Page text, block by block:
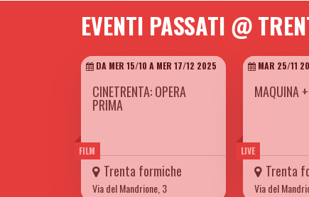
EVENTI PASSATI @
FILM
DA MER 15/10 A MER 17/12 2025
CINETRENTA: OPERA
PRIMA
Trenta formiche
Via del Mandrione, 3
LIVE
MAR 25/11
MAQUINA
Trenta
Via del